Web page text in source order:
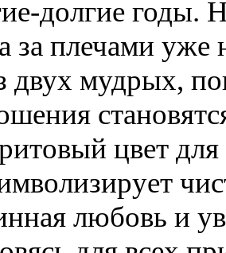
долгие годы.
за плечами уже
двух мудрых,
цвет для
любовь и